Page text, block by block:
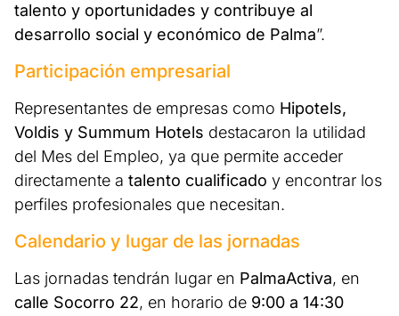
talento y oportunidades y contribuye al
desarrollo social y económico de Palma”.
Participación empresarial
Representantes de empresas como Hipotels,
Voldis y Summum Hotels destacaron la utilidad
del Mes del Empleo, ya que permite acceder
directamente a talento cualificado y encontrar los
perfiles profesionales que necesitan.
Calendario y lugar de las jornadas
Las jornadas tendrán lugar en PalmaActiva, en
calle Socorro 22, en horario de 9:00 a 14:30